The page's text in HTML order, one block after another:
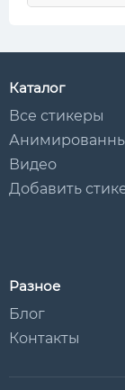
Каталог
Все стикеры
Видео
Добавить
Разное
Блог
Контакты